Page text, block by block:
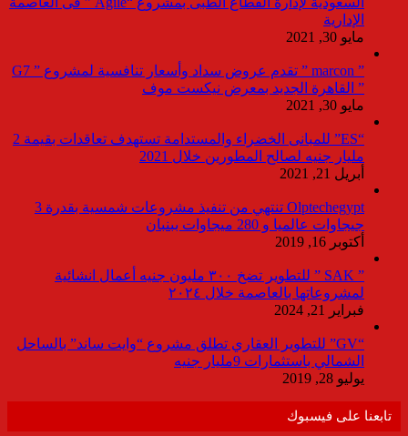
الإدارية
مايو 30, 2021
” marcon ” تقدم عروض سداد وأسعار تنافسية لمشروع ” G7
” القاهرة الجديد بمعرض نيكست موف
مايو 30, 2021
“ES” للمبانى الخضراء والمستدامة تستهدف تعاقدات بقيمة 2
مليار جنيه لصالح المطورين خلال 2021
أبريل 21, 2021
Olptechegypt تنتهي من تنفيذ مشروعات شمسية بقدرة 3
جيجاوات عالميا و 280 ميجاوات ببنبان
أكتوبر 16, 2019
” SAK ” للتطوير تضخ ٣٠٠ مليون جنيه أعمال انشائية
لمشروعاتها بالعاصمة خلال ٢٠٢٤
فبراير 21, 2024
“GV” للتطوير العقاري تطلق مشروع “وايت ساند” بالساحل
الشمالي باستثمارات 9مليار جنيه
يوليو 28, 2019
تابعنا على فيسبوك